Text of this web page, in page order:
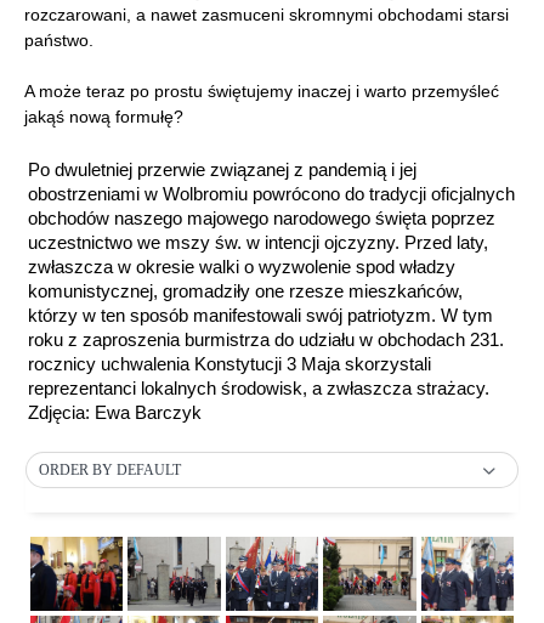
rozczarowani, a nawet zasmuceni skromnymi obchodami starsi
państwo.
A może teraz po prostu świętujemy inaczej i warto przemyśleć
jakąś nową formułę?
Po dwuletniej przerwie związanej z pandemią i jej
obostrzeniami w Wolbromiu powrócono do tradycji oficjalnych
obchodów naszego majowego narodowego święta poprzez
uczestnictwo we mszy św. w intencji ojczyzny. Przed laty,
zwłaszcza w okresie walki o wyzwolenie spod władzy
komunistycznej, gromadziły one rzesze mieszkańców,
którzy w ten sposób manifestowali swój patriotyzm. W tym
roku z zaproszenia burmistrza do udziału w obchodach 231.
rocznicy uchwalenia Konstytucji 3 Maja skorzystali
reprezentanci lokalnych środowisk, a zwłaszcza strażacy.
Zdjęcia: Ewa Barczyk
ORDER BY DEFAULT